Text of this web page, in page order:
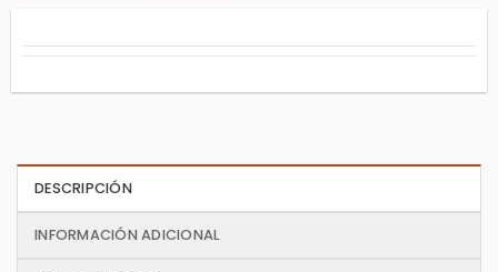
DESCRIPCIÓN
INFORMACIÓN ADICIONAL